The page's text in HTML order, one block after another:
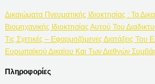
Δικαιώματα Πνευματικής Ιδιοκτησίας : Τα
Βιομηχανικής Ιδιοκτησίας Αυτού Του
Τις Σχετικές – Εφαρμοζόμενες Διατάξεις Του
Ευρωπαϊκού Δικαίου Και Των Διεθνών
Πληροφορίες